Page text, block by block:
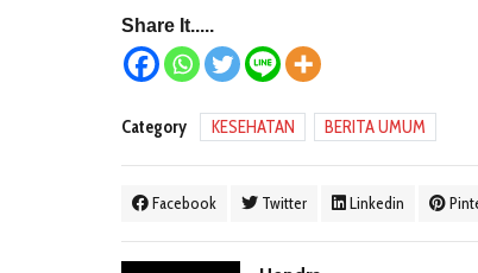
Share It.....
Category KESEHATAN BERITA UMUM
Facebook Twitter Linkedin